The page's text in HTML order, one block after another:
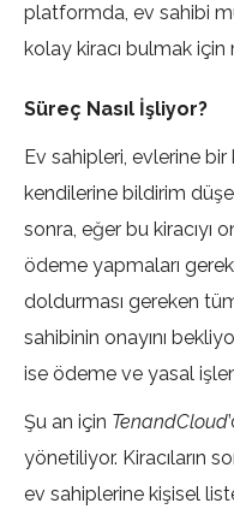
platformda, ev sahibi
kolay kiracı bulmak
Süreç Nasıl İşliyor?
Ev sahipleri, evlerine
kendilerine bildirim
sonra, eğer bu kiracıyı
ödeme yapmaları
doldurması gereken
sahibinin onayını
ise ödeme ve yasal
Şu an için TenandCloud
yönetiliyor. Kiracıların
ev sahiplerine kişisel